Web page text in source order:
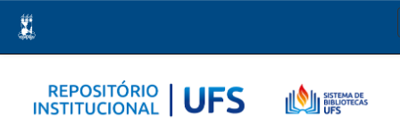
navigation